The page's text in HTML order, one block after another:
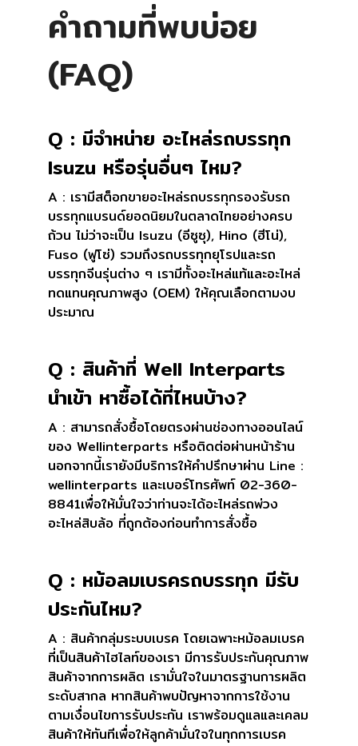
คำถามที่พบบ่อย
(FAQ)
Q : มีจำหน่าย อะไหล่รถบรรทุก
Isuzu หรือรุ่นอื่นๆ ไหม?
A : เรามีสต็อกขายอะไหล่รถบรรทุกรองรับรถ
บรรทุกแบรนด์ยอดนิยมในตลาดไทยอย่างครบ
ถ้วน ไม่ว่าจะเป็น Isuzu (อีซูซุ), Hino (ฮีโน่),
Fuso (ฟูโซ่) รวมถึงรถบรรทุกยุโรปและรถ
บรรทุกจีนรุ่นต่าง ๆ เรามีทั้งอะไหล่แท้และอะไหล่
ทดแทนคุณภาพสูง (OEM) ให้คุณเลือกตามงบ
ประมาณ
Q : สินค้าที่ Well Interparts
นำเข้า หาซื้อได้ที่ไหนบ้าง?
A : สามารถสั่งซื้อโดยตรงผ่านช่องทางออนไลน์
ของ Wellinterparts หรือติดต่อผ่านหน้าร้าน
นอกจากนี้เรายังมีบริการให้คำปรึกษาผ่าน Line :
wellinterparts และเบอร์โทรศัพท์ 02-360-
8841เพื่อให้มั่นใจว่าท่านจะได้อะไหล่รถพ่วง
อะไหล่สิบล้อ ที่ถูกต้องก่อนทำการสั่งซื้อ
Q : หม้อลมเบรครถบรรทุก มีรับ
ประกันไหม?
A : สินค้ากลุ่มระบบเบรค โดยเฉพาะหม้อลมเบรค
ที่เป็นสินค้าไฮไลท์ของเรา มีการรับประกันคุณภาพ
สินค้าจากการผลิต เรามั่นใจในมาตรฐานการผลิต
ระดับสากล หากสินค้าพบปัญหาจากการใช้งาน
ตามเงื่อนไขการรับประกัน เราพร้อมดูแลและเคลม
สินค้าให้ทันทีเพื่อให้ลูกค้ามั่นใจในทุกการเบรค